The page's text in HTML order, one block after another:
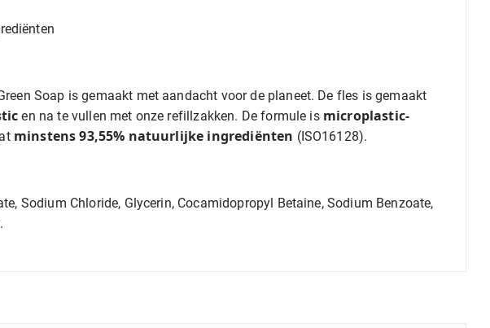
Soap is gemaakt met aandacht voor de planeet. De fles is gemaakt
en na te vullen met onze refillzakken. De formule is microplastic-
minstens 93,55% natuurlijke ingrediënten (ISO16128).
Sodium Chloride, Glycerin, Cocamidopropyl Betaine, Sodium Benzoate,